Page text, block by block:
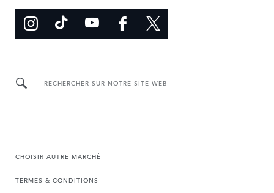
RECHERCHER SUR NOTRE SITE WEB
CHOISIR AUTRE MARCHÉ
TERMES & CONDITIONS